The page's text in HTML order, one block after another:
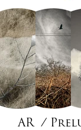
AR /